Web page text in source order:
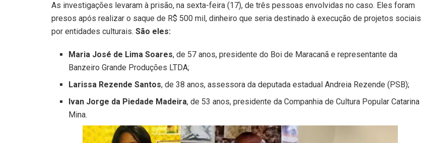
As investigações levaram à prisão, na sexta-feira (17), de três pessoas envolvidas no caso. Eles foram
presos após realizar o saque de R$ 500 mil, dinheiro que seria destinado à execução de projetos sociais
por entidades culturais. São eles:
Maria José de Lima Soares, de 57 anos, presidente do Boi de Maracanã e representante da
Banzeiro Grande Produções LTDA;
Larissa Rezende Santos, de 38 anos, assessora da deputada estadual Andreia Rezende (PSB);
Ivan Jorge da Piedade Madeira, de 53 anos, presidente da Companhia de Cultura Popular Catarina
Mina.